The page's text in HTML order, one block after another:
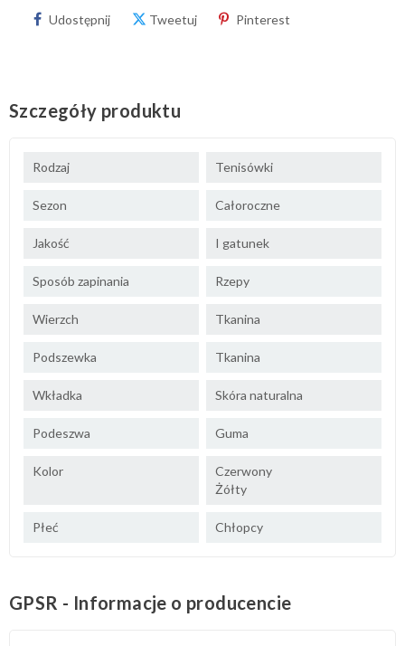
Udostępnij Tweetuj Pinterest
Szczegóły produktu
Rodzaj Tenisówki
Sezon Całoroczne
Jakość I gatunek
Sposób zapinania Rzepy
Wierzch Tkanina
Podszewka Tkanina
Wkładka Skóra naturalna
Podeszwa Guma
Kolor
Czerwony
Żółty
Płeć Chłopcy
GPSR - Informacje o producencie